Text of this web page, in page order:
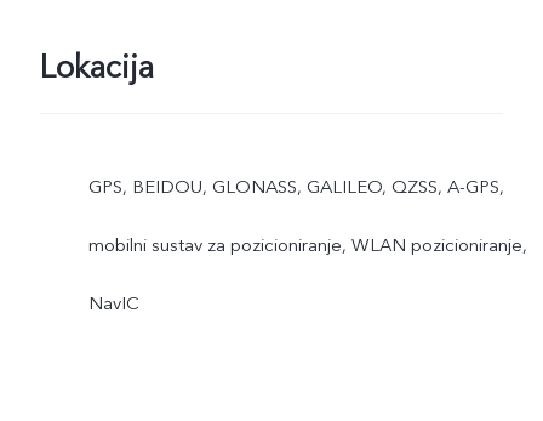
Lokacija
GPS, BEIDOU, GLONASS, GALILEO, QZSS, A-GPS,
mobilni sustav za pozicioniranje, WLAN pozicioniranje,
NavIC